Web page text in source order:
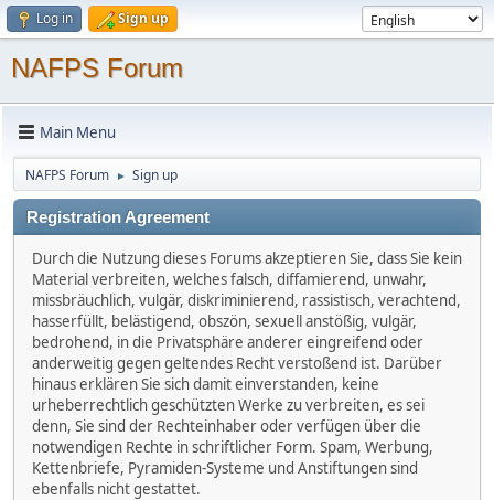
Log in Sign up
NAFPS Forum
Main Menu
NAFPS Forum ► Sign up
Registration Agreement
Durch die Nutzung dieses Forums akzeptieren Sie, dass Sie kein
Material verbreiten, welches falsch, diffamierend, unwahr,
missbräuchlich, vulgär, diskriminierend, rassistisch, verachtend,
hasserfüllt, belästigend, obszön, sexuell anstößig, vulgär,
bedrohend, in die Privatsphäre anderer eingreifend oder
anderweitig gegen geltendes Recht verstoßend ist. Darüber
hinaus erklären Sie sich damit einverstanden, keine
urheberrechtlich geschützten Werke zu verbreiten, es sei
denn, Sie sind der Rechteinhaber oder verfügen über die
notwendigen Rechte in schriftlicher Form. Spam, Werbung,
Kettenbriefe, Pyramiden-Systeme und Anstiftungen sind
ebenfalls nicht gestattet.